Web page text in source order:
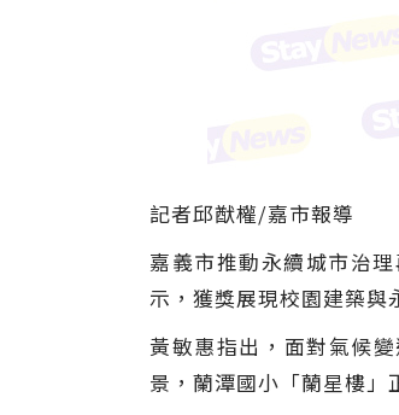
記者邱猷權/嘉市報導
嘉義市推動永續城市治
示，獲獎展現校園建築與
黃敏惠指出，面對氣候
景，蘭潭國小「蘭星樓」